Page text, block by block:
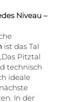
Niveau –
ist das Tal
Pitztal
technisch
ideale
In der